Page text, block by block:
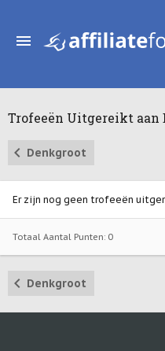
Trofeeën Uitgereikt aan
Denkgroot
Er zijn nog geen trofeeën
Totaal Aantal Punten: 0
Denkgroot